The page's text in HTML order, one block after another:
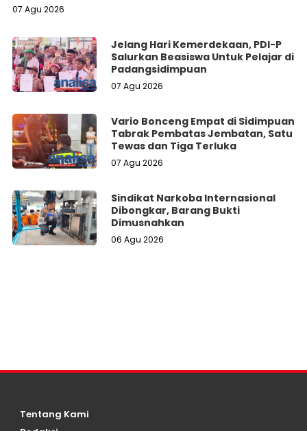
07 Agu 2026
Jelang Hari Kemerdekaan, PDI-P
Salurkan Beasiswa Untuk Pelajar di
Padangsidimpuan
07 Agu 2026
Vario Bonceng Empat di Sidimpuan
Tabrak Pembatas Jembatan, Satu
Tewas dan Tiga Terluka
07 Agu 2026
Sindikat Narkoba Internasional
Dibongkar, Barang Bukti
Dimusnahkan
06 Agu 2026
Tentang Kami